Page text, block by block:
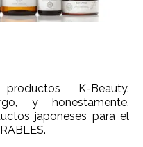
K-Beauty.
y honestamente,
japoneses para el